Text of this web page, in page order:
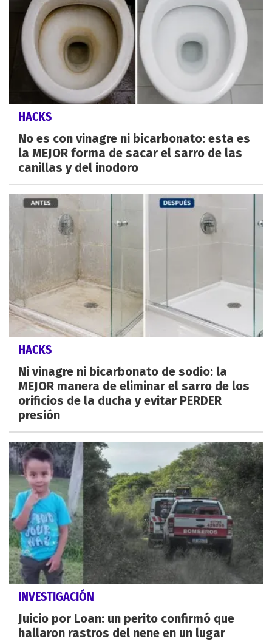
HACKS
No es con vinagre ni bicarbonato: esta es
la MEJOR forma de sacar el sarro de las
canillas y del inodoro
HACKS
Ni vinagre ni bicarbonato de sodio: la
MEJOR manera de eliminar el sarro de los
orificios de la ducha y evitar PERDER
presión
INVESTIGACIÓN
Juicio por Loan: un perito confirmó que
hallaron rastros del nene en un lugar